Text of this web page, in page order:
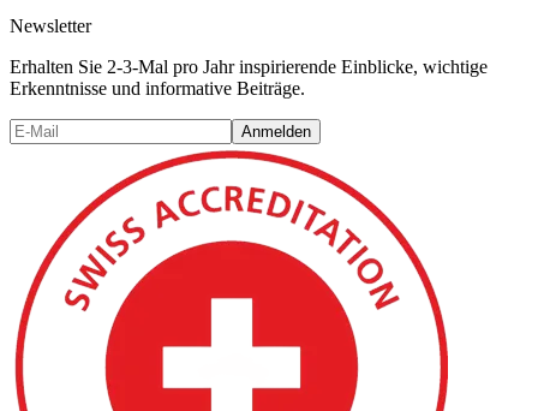
Newsletter
Erhalten Sie 2-3-Mal pro Jahr inspirierende Einblicke, wichtige
Erkenntnisse und informative Beiträge.
Anmelden